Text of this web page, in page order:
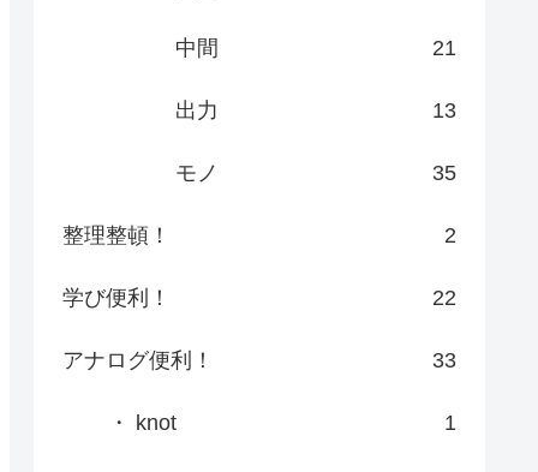
中間 21
出力 13
モノ 35
整理整頓！ 2
学び便利！ 22
アナログ便利！ 33
・ knot 1